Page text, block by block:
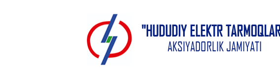
"HUDUDIY ELEKTR
AKSIYADORLIK JAMIYATI